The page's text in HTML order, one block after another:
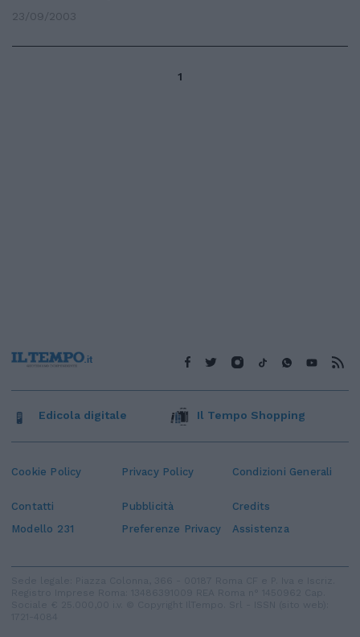
23/09/2003
1
Cookie Policy Privacy Policy Condizioni Generali
Contatti Pubblicità
Credits
Modello 231
Preferenze Privacy Assistenza
Edicola digitale Il Tempo Shopping